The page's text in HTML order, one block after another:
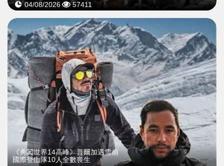
04/08/2026 57411
《勇闖世界14高峰》普爾加遇雪崩
國際登山隊10人全數喪生